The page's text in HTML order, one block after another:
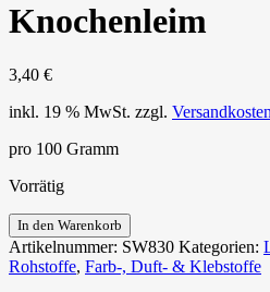
Knochenleim
3,40 €
inkl. 19 % MwSt. zzgl. Versandkosten
pro 100 Gramm
Vorrätig
Knochenleim
Menge
In den Warenkorb
Artikelnummer: SW830 Kategorien:
Rohstoffe, Farb-, Duft- & Klebstoffe